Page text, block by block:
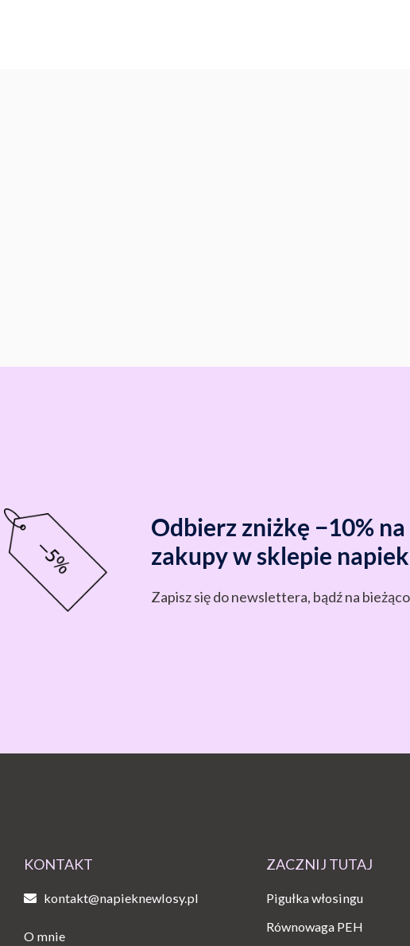
Odbierz zniżkę −10%
zakupy w sklepie
Zapisz się do newslettera, bądź na
KONTAKT
kontakt@napieknewlosy.pl
O mnie
ZACZNIJ TUTAJ
Pigułka włosingu
Równowaga PEH